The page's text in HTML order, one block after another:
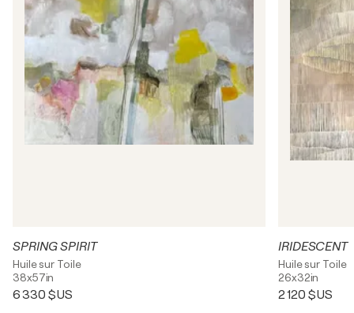
SPRING SPIRIT
Huile sur Toile
38x57in
6 330 $US
IRIDESCENT
Huile sur Toile
26x32in
2 120 $US